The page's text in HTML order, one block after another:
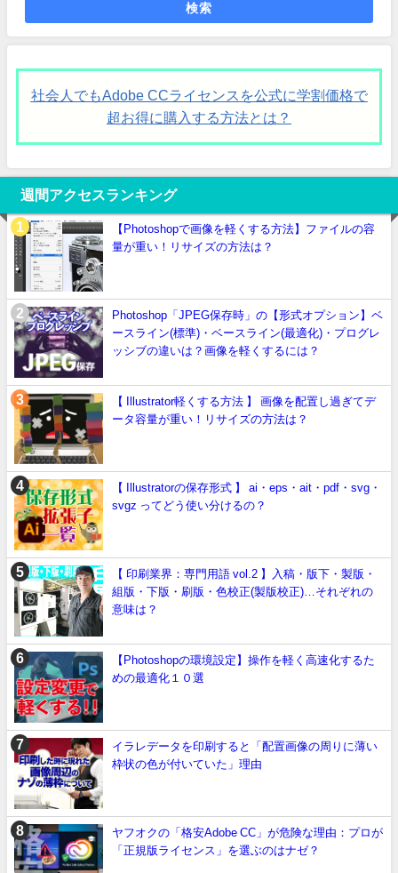
検索
社会人でもAdobe CCライセンスを公式に学割価格で
超お得に購入する方法とは？
週間アクセスランキング
【Photoshopで画像を軽くする方法】ファイルの容
量が重い！リサイズの方法は？
Photoshop「JPEG保存時」の【形式オプション】ベ
ースライン(標準)・ベースライン(最適化)・プログレ
ッシブの違いは？画像を軽くするには？
【 Illustrator軽くする方法 】 画像を配置し過ぎてデ
ータ容量が重い！リサイズの方法は？
【 Illustratorの保存形式 】 ai・eps・ait・pdf・svg・
svgz ってどう使い分けるの？
【 印刷業界：専門用語 vol.2 】入稿・版下・製版・
組版・下版・刷版・色校正(製版校正)…それぞれの
意味は？
【Photoshopの環境設定】操作を軽く高速化するた
めの最適化１０選
イラレデータを印刷すると「配置画像の周りに薄い
枠状の色が付いていた」理由
ヤフオクの「格安Adobe CC」が危険な理由：プロが
「正規版ライセンス」を選ぶのはナゼ？